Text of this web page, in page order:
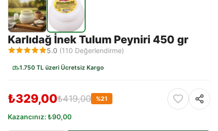
Karlıdağ İnek Tulum Peyniri 450 gr
5.0 (110 Değerlendirme)
1.750 TL üzeri Ücretsiz Kargo
₺329,00₺419,00 %21
Kazancınız: ₺90,00